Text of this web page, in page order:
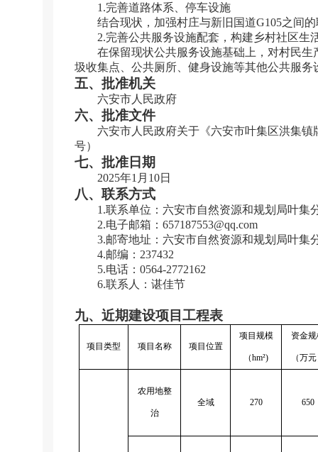
1.完善道路体系、停车设施
结合现状，加强村庄与新旧国道G105之间
2.完善公共服务设施配套，构建乡村社区生
在保留现状公共服务设施基础上，对村民
圾收集点、公共厕所、健身设施等其他公共服务
五、批准机关
六安市人民政府
六、批准文件
六安市人民政府关于《六安市叶集区洪集
号）
七、批准日期
2025年1 月 10日
八、联系方式
1.联系单位：六安市自然资源和规划局叶集
2.电子邮箱： 657187553@qq.com
3.邮寄地址：六安市自然资源和规划局叶集
4.邮编： 237432
5.电话： 0564-2772162
6.联系人：谌佳节
九、近期建设项目工程表
项目类型 项目名称 项目位置
项目规模
（hm²)
资金
（万
农用地整
治
全域 270 650